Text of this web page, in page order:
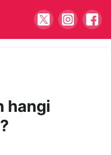
hangi
Güncel